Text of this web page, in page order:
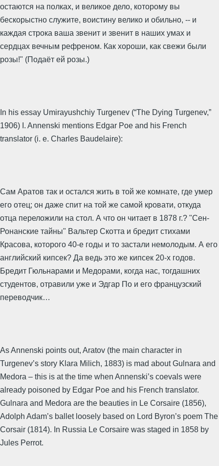
остаются на полках, и великое дело, которому вы
бескорыстно служите, воистину велико и обильно, -- и
каждая строка ваша звенит и звенит в наших умах и
сердцах вечным рефреном. Как хороши, как свежи были
розы!" (Подаёт ей розы.)
In his essay Umirayushchiy Turgenev (“The Dying Turgenev,”
1906) I. Annenski mentions Edgar Poe and his French
translator (i. e. Charles Baudelaire):
Сам Аратов так и остался жить в той же комнате, где умер
его отец; он даже спит на той же самой кровати, откуда
отца переложили на стол. А что он читает в 1878 г.? "Сен-
Ронанские тайны" Вальтер Скотта и бредит стихами
Красова, которого 40-е годы и то застали немолодым. А его
английский кипсек? Да ведь это же кипсек 20-х годов.
Бредит Гюльнарами и Медорами, когда нас, тогдашних
студентов, отравили уже и Эдгар По и его французский
переводчик…
As Annenski points out, Aratov (the main character in
Turgenev’s story Klara Milich, 1883) is mad about Gulnara and
Medora – this is at the time when Annenski’s coevals were
already poisoned by Edgar Poe and his French translator.
Gulnara and Medora are the beauties in Le Corsaire (1856),
Adolph Adam’s ballet loosely based on Lord Byron’s poem The
Corsair (1814). In Russia Le Corsaire was staged in 1858 by
Jules Perrot.